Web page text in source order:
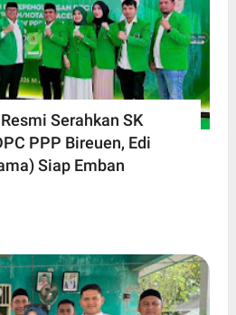
Serahkan SK
PPP Bireuen, Edi
Siap Emban